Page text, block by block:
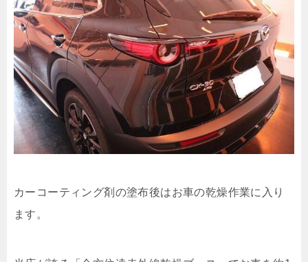
カーコーティング剤の塗布後はお車の乾燥作業に入り
ます。